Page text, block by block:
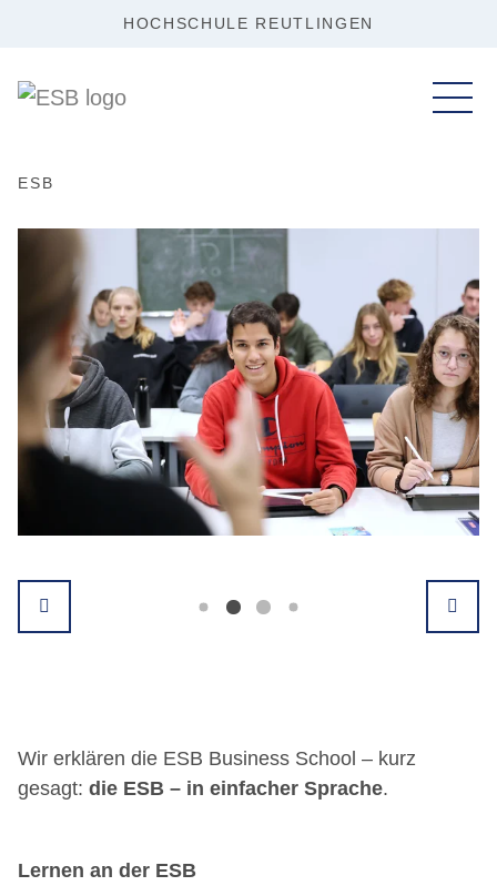
HOCHSCHULE REUTLINGEN
ESB
Wir erklären die ESB Business School – kurz
gesagt: die ESB – in einfacher Sprache.
Lernen an der ESB